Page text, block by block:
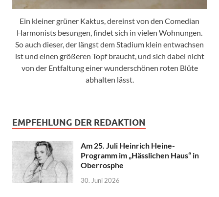
Ein kleiner grüner Kaktus, dereinst von den Comedian
Harmonists besungen, findet sich in vielen Wohnungen.
So auch dieser, der längst dem Stadium klein entwachsen
ist und einen größeren Topf braucht, und sich dabei nicht
von der Entfaltung einer wunderschönen roten Blüte
abhalten lässt.
EMPFEHLUNG DER REDAKTION
Am 25. Juli Heinrich Heine-
Programm im „Hässlichen Haus“ in
Oberrosphe
30. Juni 2026